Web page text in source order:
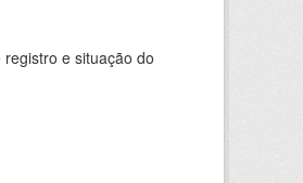
e situação do